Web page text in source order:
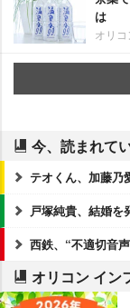
は
オリ
今、読まれて
テオくん、加藤乃
戸塚純貴、結婚を
西鉄、“不適切音
オリコン イン